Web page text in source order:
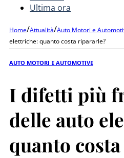
Ultima ora
Home/Attualità/Auto Motori e
elettriche: quanto costa ripararle?
AUTO MOTORI E AUTOMOTIVE
I difetti più
delle auto
quanto